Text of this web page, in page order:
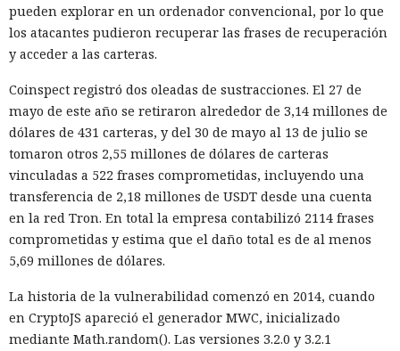
pueden explorar en un ordenador convencional, por lo que
los atacantes pudieron recuperar las frases de recuperación
y acceder a las carteras.
Coinspect registró dos oleadas de sustracciones. El 27 de
mayo de este año se retiraron alrededor de 3,14 millones de
dólares de 431 carteras, y del 30 de mayo al 13 de julio se
tomaron otros 2,55 millones de dólares de carteras
vinculadas a 522 frases comprometidas, incluyendo una
transferencia de 2,18 millones de USDT desde una cuenta
en la red Tron. En total la empresa contabilizó 2114 frases
comprometidas y estima que el daño total es de al menos
5,69 millones de dólares.
La historia de la vulnerabilidad comenzó en 2014, cuando
en CryptoJS apareció el generador MWC, inicializado
mediante Math.random(). Las versiones 3.2.0 y 3.2.1